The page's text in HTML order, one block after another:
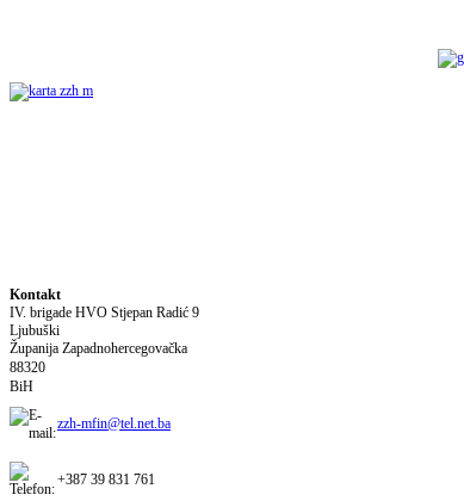
Kontakt
IV. brigade HVO Stjepan Radić 9
Ljubuški
Županija Zapadnohercegovačka
88320
BiH
zzh-mfin@tel.net.ba
+387 39 831 761